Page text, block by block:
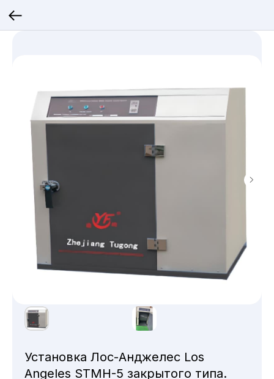
Установка Лос-Анджелес Los
Angeles STMH-5 закрытого типа.